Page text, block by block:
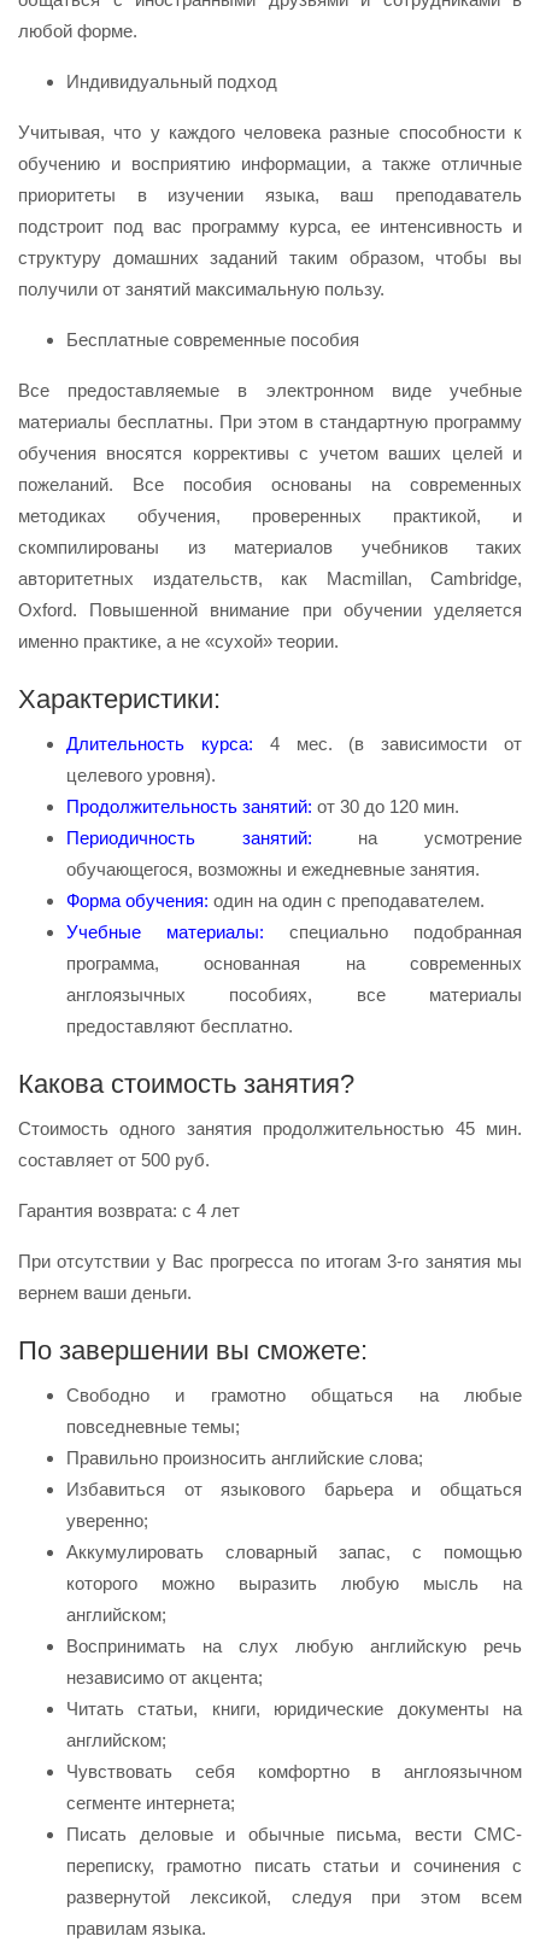
любой форме.
Индивидуальный подход
Учитывая, что у каждого человека разные способности к
обучению и восприятию информации, а также отличные
приоритеты в изучении языка, ваш преподаватель
подстроит под вас программу курса, ее интенсивность и
структуру домашних заданий таким образом, чтобы вы
получили от занятий максимальную пользу.
Бесплатные современные пособия
Все предоставляемые в электронном виде учебные
материалы бесплатны. При этом в стандартную программу
обучения вносятся коррективы с учетом ваших целей и
пожеланий. Все пособия основаны на современных
методиках обучения, проверенных практикой, и
скомпилированы из материалов учебников таких
авторитетных издательств, как Macmillan, Cambridge,
Oxford. Повышенной внимание при обучении уделяется
именно практике, а не «сухой» теории.
Характеристики:
Длительность курса: 4 мес. (в зависимости от
целевого уровня).
Продолжительность занятий: от 30 до 120 мин.
Периодичность занятий: на усмотрение
обучающегося, возможны и ежедневные занятия.
Форма обучения: один на один с преподавателем.
Учебные материалы: специально подобранная
программа, основанная на современных
англоязычных пособиях, все материалы
предоставляют бесплатно.
Какова стоимость занятия?
Стоимость одного занятия продолжительностью 45 мин.
составляет от 500 руб.
Гарантия возврата: с 4 лет
При отсутствии у Вас прогресса по итогам 3-го занятия мы
вернем ваши деньги.
По завершении вы сможете:
Свободно и грамотно общаться на любые
повседневные темы;
Правильно произносить английские слова;
Избавиться от языкового барьера и общаться
уверенно;
Аккумулировать словарный запас, с помощью
которого можно выразить любую мысль на
английском;
Воспринимать на слух любую английскую речь
независимо от акцента;
Читать статьи, книги, юридические документы на
английском;
Чувствовать себя комфортно в англоязычном
сегменте интернета;
Писать деловые и обычные письма, вести СМС-
переписку, грамотно писать статьи и сочинения с
развернутой лексикой, следуя при этом всем
правилам языка.